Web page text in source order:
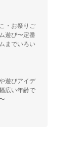
・お祭りご
遊び〜定番
までいろい
遊びアイデ
広い年齢で